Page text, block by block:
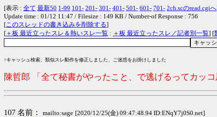
[表示 : 全て 最新50 1-99 101- 201- 301- 401- 501- 601- 701- 2ch.scのread.cgiへ
Update time : 01/12 11:47 / Filesize : 149 KB / Number-of Response : 756
[このスレッドの書き込みを削除する]
[ ＋板 最近立ったスレ＆熱いスレ一覧 : ＋板 最近立ったスレ／記者別一覧] [
↑キャッシュ検索、類似スレ動作を修正しました、ご迷惑をお掛けしました
陳哲郎 「全て秘書がやったこと、で逃げるってカッ
107 名前： mailto:sage [2020/12/25(金) 09:47:48.94 ID:ENqY7j0S0.net]